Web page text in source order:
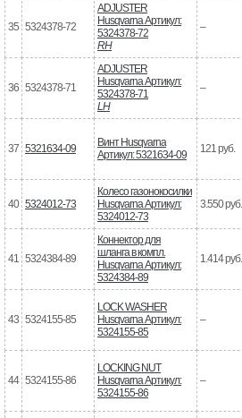
35 5324378-72
ADJUSTER
Husqvarna Артикул:
5324378-72
RH
–
36 5324378-71
ADJUSTER
Husqvarna Артикул:
5324378-71
LH
–
37 5321634-09
Винт Husqvarna
Артикул: 5321634-09
121 руб.
40 5324012-73
Колесо газонокосилки
Husqvarna Артикул:
5324012-73
3.550 руб.
41 5324384-89
Коннектор для
шланга в компл.
Husqvarna Артикул:
5324384-89
1.414 руб.
43 5324155-85
LOCK WASHER
Husqvarna Артикул:
5324155-85
–
44 5324155-86
LOCKING NUT
Husqvarna Артикул:
5324155-86
–